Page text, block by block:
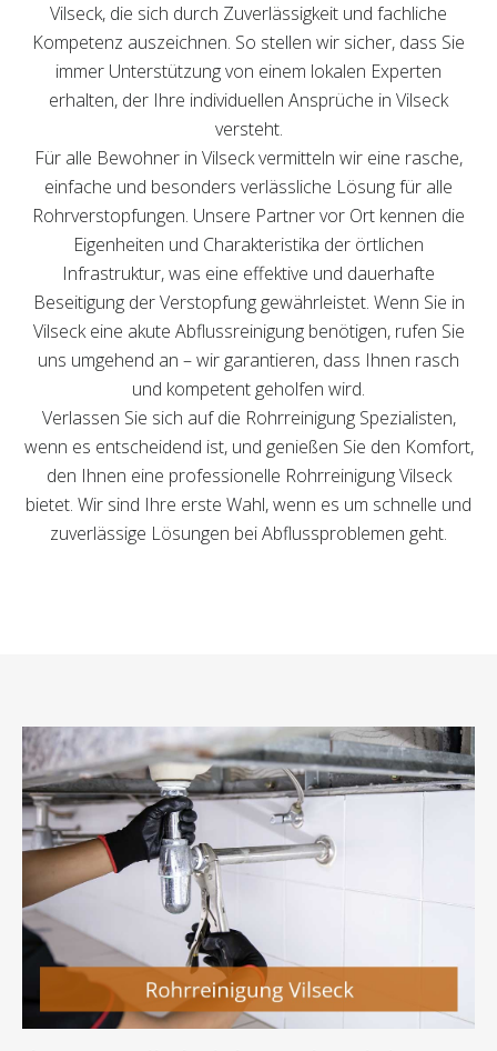
Vilseck, die sich durch Zuverlässigkeit und fachliche
Kompetenz auszeichnen. So stellen wir sicher, dass Sie
immer Unterstützung von einem lokalen Experten
erhalten, der Ihre individuellen Ansprüche in Vilseck
versteht.
Für alle Bewohner in Vilseck vermitteln wir eine rasche,
einfache und besonders verlässliche Lösung für alle
Rohrverstopfungen. Unsere Partner vor Ort kennen die
Eigenheiten und Charakteristika der örtlichen
Infrastruktur, was eine effektive und dauerhafte
Beseitigung der Verstopfung gewährleistet. Wenn Sie in
Vilseck eine akute Abflussreinigung benötigen, rufen Sie
uns umgehend an – wir garantieren, dass Ihnen rasch
und kompetent geholfen wird.
Verlassen Sie sich auf die Rohrreinigung Spezialisten,
wenn es entscheidend ist, und genießen Sie den Komfort,
den Ihnen eine professionelle Rohrreinigung Vilseck
bietet. Wir sind Ihre erste Wahl, wenn es um schnelle und
zuverlässige Lösungen bei Abflussproblemen geht.